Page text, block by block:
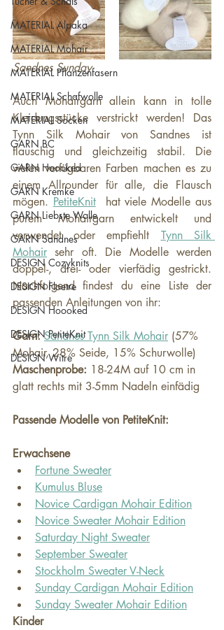
MATERIAL Alpaka
MATERIAL Mohair
MATERIAL Pflanzenfasern
MATERIAL Schafwolle
MATERIAL Socken
GARN BC
GARN Hoooked
GARN Kremke
GARN Liebste Wolle
GARN Sandnes
DESIGN Cozyknits
DESIGN Floetre
DESIGN Hoooked
DESIGN PetiteKnit
DESIGN Witre
Sandnes Sunday
Auch Mohairgarn allein kann in tolle
Kleidungsstücke verstrickt werden! Das
Tynn Silk Mohair von Sandnes ist
flauschig und gleichzeitig stabil. Die
vielen verfügbaren Farben machen es zu
einem Allrounder für alle, die Flausch
mögen. PetiteKnit
  hat viele Modelle aus
purem Mohairgarn entwickelt und
verwendet oder empfiehlt Tynn Silk
Mohair sehr oft. Die Modelle werden
doppel-, drei- oder vierfädig gestrickt.
Nachfolgend findest du eine Liste der
passenden Anleitungen von ihr:
Garn: Sandnes Tynn Silk Mohair (57%
Mohair, 28% Seide, 15% Schurwolle)
Maschenprobe: 18-24M auf 10 cm in
glatt rechts mit 3-5mm Nadeln einfädig
Passende Modelle von PetiteKnit:
Erwachsene
Fortune Sweater
Kumulus Bluse
Novice Cardigan Mohair Edition
Novice Sweater Mohair Edition
Saturday Night Sweater
September Sweater
Stockholm Sweater V-Neck
Sunday Cardigan Mohair Edition
Sunday Sweater Mohair Edition
Kinder